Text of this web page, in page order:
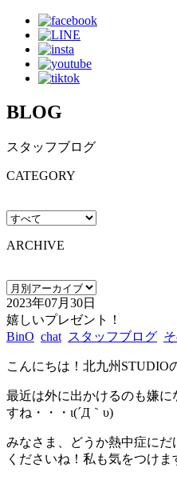
BLOG
スタッフブログ
CATEGORY
ARCHIVE
2023年07月30日
嬉しいプレゼント！
BinO chat スタッフブログ
こんにちは！北九州STUDIO
最近は外に出かけるのも嫌に
すね・・・ι(´Д｀υ)
みなさま、どうか熱中症にだ
くださいね！私も気をつけま